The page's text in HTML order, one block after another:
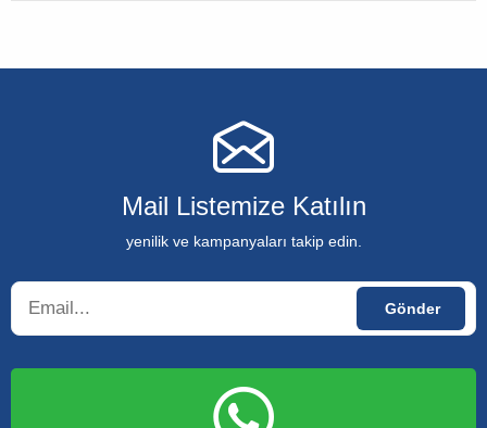
Mail Listemize Katılın
yenilik ve kampanyaları takip edin.